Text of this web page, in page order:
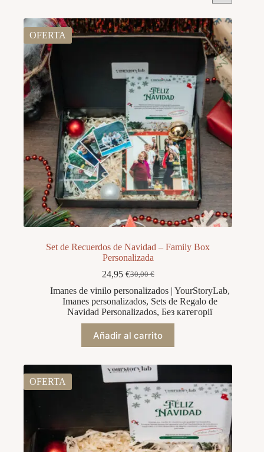
OFERTA
Set de Recuerdos de Navidad – Family Box
Personalizada
30,00€
El
precio
original
era:
30,00 €.
24,95 €El
precio
actual
es:
24,95 €.
Imanes de vinilo personalizados | YourStoryLab,
Imanes personalizados, Sets de Regalo de
Navidad Personalizados,Без категорії
Añadir al carrito
OFERTA